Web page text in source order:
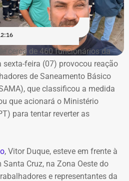
cerca de 460 funcionários da
sexta-feira (07) provocou reação
de Saneamento Básico
que classificou a medida
que acionará o Ministério
para tentar reverter as
, Vitor Duque, esteve em frente à
Cruz, na Zona Oeste do
e representantes da